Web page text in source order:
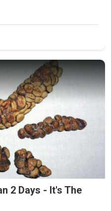
2 Days - It's The